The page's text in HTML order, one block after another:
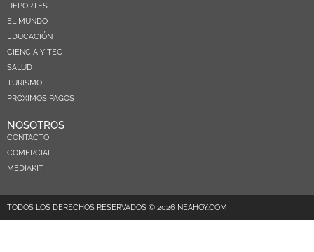
DEPORTES
EL MUNDO
EDUCACIÓN
CIENCIA Y TEC
SALUD
TURISMO
PRÓXIMOS PAGOS
NOSOTROS
CONTACTO
COMERCIAL
MEDIAKIT
TODOS LOS DERECHOS RESERVADOS © 2026 NEAHOY.COM